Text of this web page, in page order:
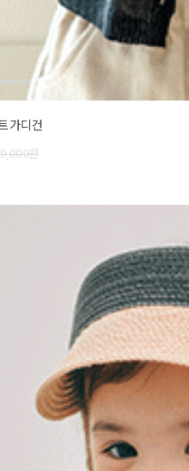
가디건
원